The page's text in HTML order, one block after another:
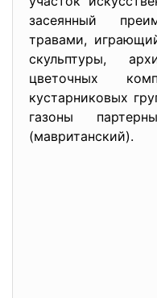
засеянный
травами,
скульптуры,
цветочных
кустарниковых
газоны
(мавританский).